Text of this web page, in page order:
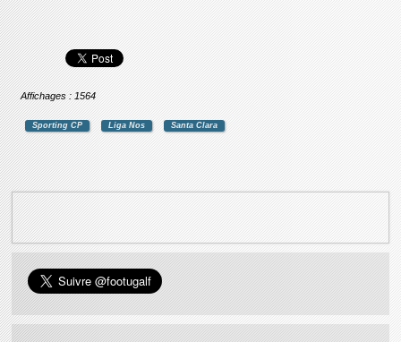
Affichages : 1564
Sporting CP Liga Nos Santa Clara